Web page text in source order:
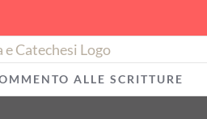
ALLE SCRITTURE